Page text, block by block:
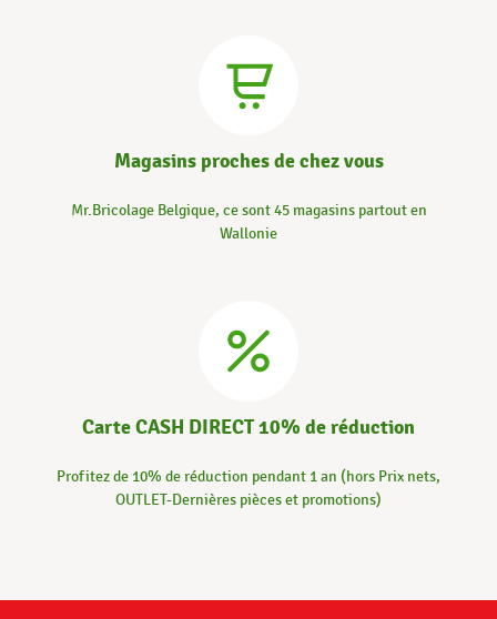
Magasins proches de chez vous
Mr.Bricolage Belgique, ce sont 45 magasins partout en
Wallonie
Carte CASH DIRECT 10% de réduction
Profitez de 10% de réduction pendant 1 an (hors Prix nets,
OUTLET-Dernières pièces et promotions)